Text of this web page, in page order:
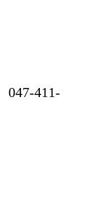
047-411-